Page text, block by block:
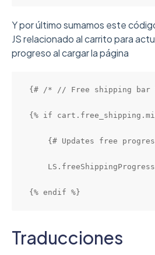
Y por último sumamos este
JS relacionado al carrito para
progreso al cargar la página
{# /* // Free shipping
{% if
{# Updates free
{% endif %}
Traducciones